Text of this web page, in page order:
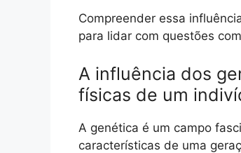
Compreender essa
para lidar com questões
A influência dos
físicas de um
A genética é um campo
características de uma